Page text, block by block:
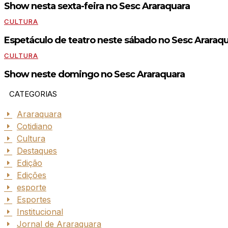
Show nesta sexta-feira no Sesc Araraquara
CULTURA
Espetáculo de teatro neste sábado no Sesc
CULTURA
Show neste domingo no Sesc Araraquara
CATEGORIAS
Araraquara
Cotidiano
Cultura
Destaques
Edição
Edições
esporte
Esportes
Institucional
Jornal de Araraquara